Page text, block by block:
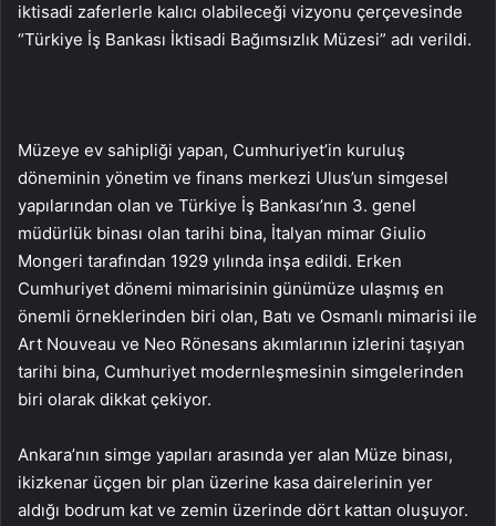
iktisadi zaferlerle kalıcı olabileceği vizyonu çerçevesinde
“Türkiye İş Bankası İktisadi Bağımsızlık Müzesi” adı verildi.
Müzeye ev sahipliği yapan, Cumhuriyet’in kuruluş
döneminin yönetim ve finans merkezi Ulus’un simgesel
yapılarından olan ve Türkiye İş Bankası’nın 3. genel
müdürlük binası olan tarihi bina, İtalyan mimar Giulio
Mongeri tarafından 1929 yılında inşa edildi. Erken
Cumhuriyet dönemi mimarisinin günümüze ulaşmış en
önemli örneklerinden biri olan, Batı ve Osmanlı mimarisi ile
Art Nouveau ve Neo Rönesans akımlarının izlerini taşıyan
tarihi bina, Cumhuriyet modernleşmesinin simgelerinden
biri olarak dikkat çekiyor.
Ankara’nın simge yapıları arasında yer alan Müze binası,
ikizkenar üçgen bir plan üzerine kasa dairelerinin yer
aldığı bodrum kat ve zemin üzerinde dört kattan oluşuyor.